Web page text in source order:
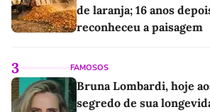
de laranja; 16 anos
reconheceu a paisagem
3 FAMOSOS
Bruna Lombardi, hoje
segredo de sua